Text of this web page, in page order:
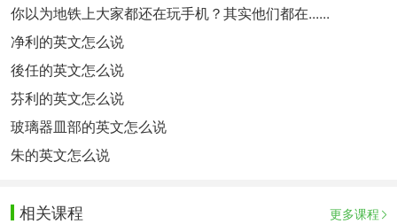
你以为地铁上大家都还在玩手机？其实他们都在......
净利的英文怎么说
後任的英文怎么说
芬利的英文怎么说
玻璃器皿部的英文怎么说
朱的英文怎么说
相关课程 更多课程